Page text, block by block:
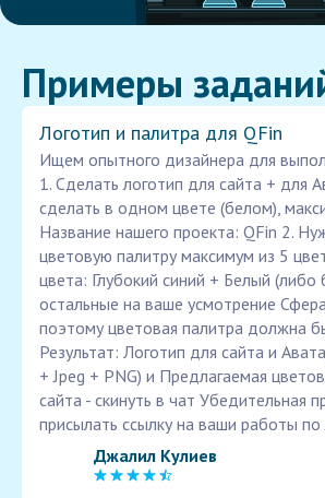
Примеры
Логотип и палитра для QFin
Ищем опытного дизайнера для
1. Сделать логотип для сайта + для
сделать в одном цвете (белом),
Название нашего проекта: QFin 2.
цветовую палитру максимум из 5
цвета: Глубокий синий + Белый (либо
остальные на ваше усмотрение
поэтому цветовая палитра должна
Результат: Логотип для сайта и
+ Jpeg + PNG) и Предлагаемая
сайта - скинуть в чат Убедительная
присылать ссылку на ваши работы по
Джалил Кулиев